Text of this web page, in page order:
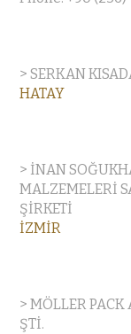
> SERKAN
HATAY
> İNAN
MALZEMELERİ
ŞİRKETİ
İZMİR
> MÖLLER PACK
ŞTİ.